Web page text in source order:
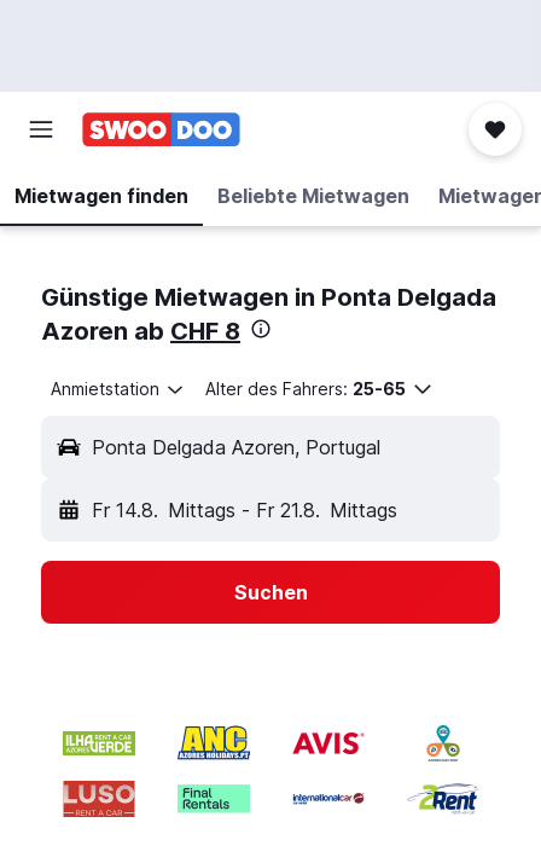
Mietwagen finden Beliebte Mietwagen
Günstige Mietwagen in Ponta Delgada
Azoren ab CHF 8
Anmietstation Alter des Fahrers: 25-65
Ponta Delgada Azoren, Portugal
Fr 14.8. Mittags - Fr 21.8. Mittags
Suchen